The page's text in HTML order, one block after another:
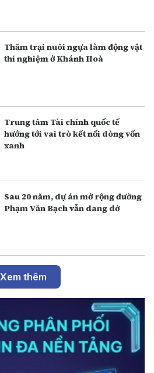
Thăm trại nuôi ngựa làm động vật
thí nghiệm ở Khánh Hoà
Trung tâm Tài chính quốc tế
hướng tới vai trò kết nối dòng vốn
xanh
Sau 20 năm, dự án mở rộng đường
Phạm Văn Bạch vẫn dang dở
Xem thêm